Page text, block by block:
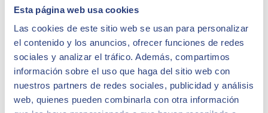
Esta página web usa cookies
Las cookies de este sitio web se usan para personalizar
el contenido y los anuncios, ofrecer funciones de redes
sociales y analizar el tráfico. Además, compartimos
información sobre el uso que haga del sitio web con
nuestros partners de redes sociales, publicidad y análisis
web, quienes pueden combinarla con otra información